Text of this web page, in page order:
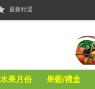
最新精選
水果月份 果藍/禮盒